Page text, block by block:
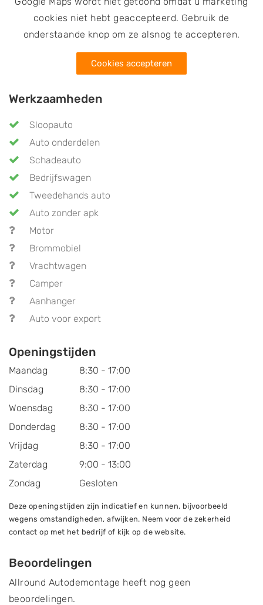
cookies niet hebt geaccepteerd. Gebruik de
onderstaande knop om ze alsnog te accepteren.
Cookies accepteren
Werkzaamheden
Sloopauto
Auto onderdelen
Schadeauto
Bedrijfswagen
Tweedehands auto
Auto zonder apk
Motor
Brommobiel
Vrachtwagen
Camper
Aanhanger
Auto voor export
Openingstijden
Maandag
8:30 - 17:00
Dinsdag
8:30 - 17:00
Woensdag
8:30 - 17:00
Donderdag
8:30 - 17:00
Vrijdag
8:30 - 17:00
Zaterdag
9:00 - 13:00
Zondag
Gesloten
Deze openingstijden zijn indicatief en kunnen, bijvoorbeeld
wegens omstandigheden, afwijken. Neem voor de zekerheid
contact op met het bedrijf of kijk op de website.
Beoordelingen
Allround Autodemontage heeft nog geen
beoordelingen.